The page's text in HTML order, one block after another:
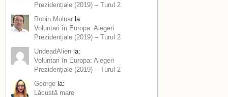
Prezidențiale (2019) – Turul 2
Robin Molnar la:
Voluntari în Europa: Alegeri
Prezidențiale (2019) – Turul 2
UndeadAlien la:
Voluntari în Europa: Alegeri
Prezidențiale (2019) – Turul 2
George la:
Lăcustă mare